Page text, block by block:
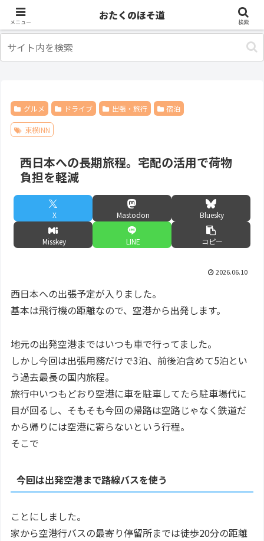
グルメ ドライブ 出張・旅行 宿泊
東横INN
西日本への長期旅程。宅配の活用で荷物
負担を軽減
X Mastodon Bluesky
Misskey LINE コピー
2026.06.10
西日本への出張予定が入りました。
基本は飛行機の距離なので、空港から出発します。
地元の出発空港まではいつも車で行ってました。
しかし今回は出張用務だけで3泊、前後泊含めて5泊とい
う過去最長の国内旅程。
旅行中いつもどおり空港に車を駐車してたら駐車場代に
目が回るし、そもそも今回の帰路は空路じゃなく鉄道だ
から帰りには空港に寄らないという行程。
そこで
今回は出発空港まで路線バスを使う
ことにしました。
家から空港行バスの最寄り停留所までは徒歩20分の距離
メニュー
おたくのほそ道
検索